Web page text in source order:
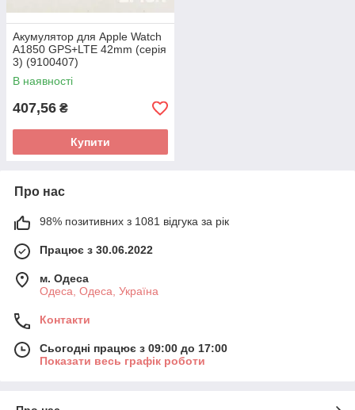
Акумулятор для Apple Watch
A1850 GPS+LTE 42mm (серія
3) (9100407)
В наявності
407,56 ₴
Купити
Про нас
98% позитивних з 1081 відгука за рік
Працює з 30.06.2022
м. Одеса
Одеса, Одеса, Україна
Контакти
Сьогодні працює з 09:00 до 17:00
Показати весь графік роботи